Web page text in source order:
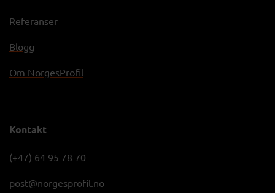
Referanser
Blogg
Om NorgesProfil
Kontakt
(+47) 64 95 78 70
post@norgesprofil.no